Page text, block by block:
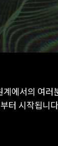
에서의 여러
터 시작됩니